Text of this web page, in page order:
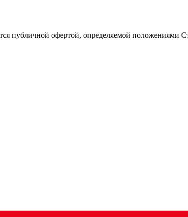
публичной офертой, определяемой положениями